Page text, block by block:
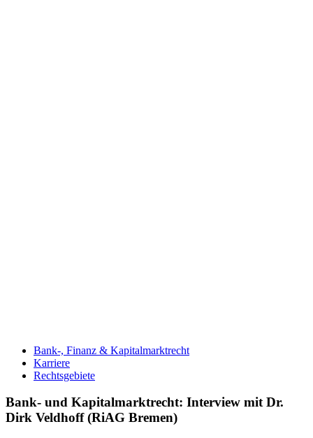
Bank-, Finanz & Kapitalmarktrecht
Karriere
Rechtsgebiete
Bank- und Kapitalmarktrecht: Interview mit Dr.
Dirk Veldhoff (RiAG Bremen)